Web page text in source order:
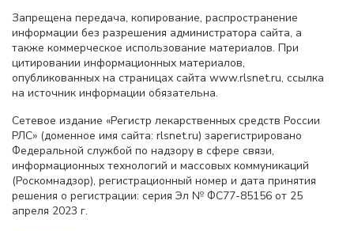
Запрещена передача, копирование, распространение
информации без разрешения администратора сайта, а
также коммерческое использование материалов. При
цитировании информационных материалов,
опубликованных на страницах сайта www.rlsnet.ru, ссылка
на источник информации обязательна.
Сетевое издание «Регистр лекарственных средств России
РЛС» (доменное имя сайта: rlsnet.ru) зарегистрировано
Федеральной службой по надзору в сфере связи,
информационных технологий и массовых коммуникаций
(Роскомнадзор), регистрационный номер и дата принятия
решения о регистрации: серия Эл № ФС77-85156 от 25
апреля 2023 г.